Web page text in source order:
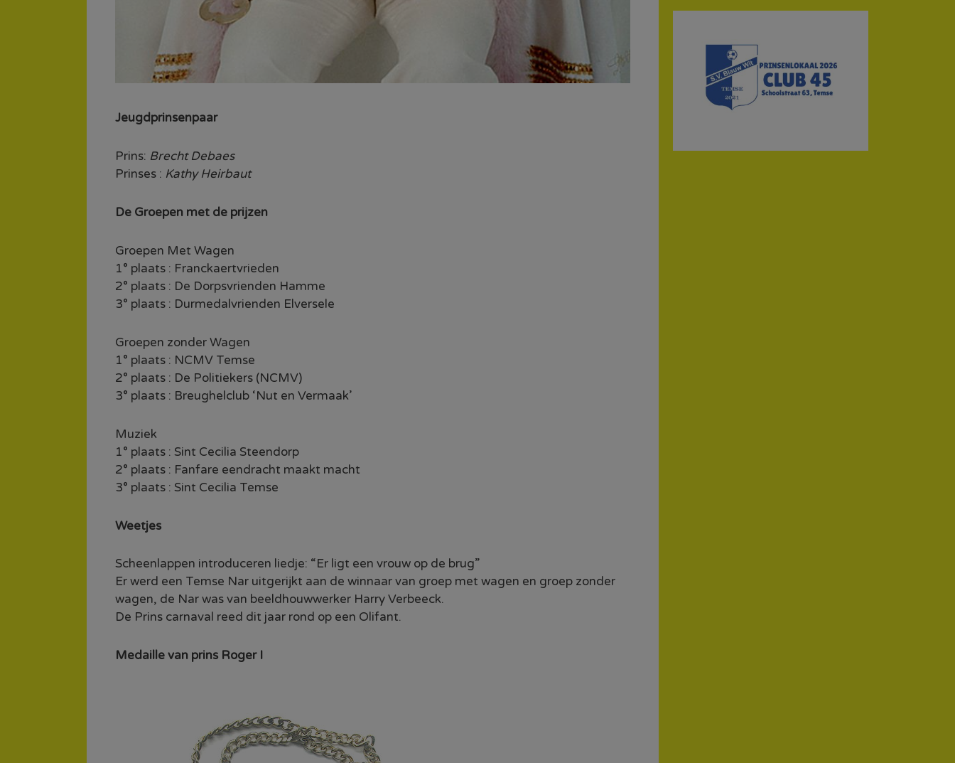
Jeugdprinsenpaar
Prins: Brecht Debaes
Prinses : Kathy Heirbaut
De Groepen met de prijzen
Groepen Met Wagen
1° plaats : Franckaertvrieden
2° plaats : De Dorpsvrienden Hamme
3° plaats : Durmedalvrienden Elversele
Groepen zonder Wagen
1° plaats : NCMV Temse
2° plaats : De Politiekers (NCMV)
3° plaats : Breughelclub ‘Nut en Vermaak’
Muziek
1° plaats : Sint Cecilia Steendorp
2° plaats : Fanfare eendracht maakt macht
3° plaats : Sint Cecilia Temse
Weetjes
Scheenlappen introduceren liedje: “Er ligt een vrouw op de brug”
Er werd een Temse Nar uitgerijkt aan de winnaar van groep met wagen en groep zonder
wagen, de Nar was van beeldhouwwerker Harry Verbeeck.
De Prins carnaval reed dit jaar rond op een Olifant.
Medaille van prins Roger I